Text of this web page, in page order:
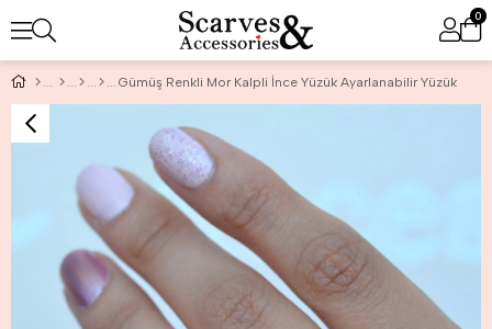
0
Gümüş Renkli Mor Kalpli İnce Yüzük Ayarlanabilir Yüzük